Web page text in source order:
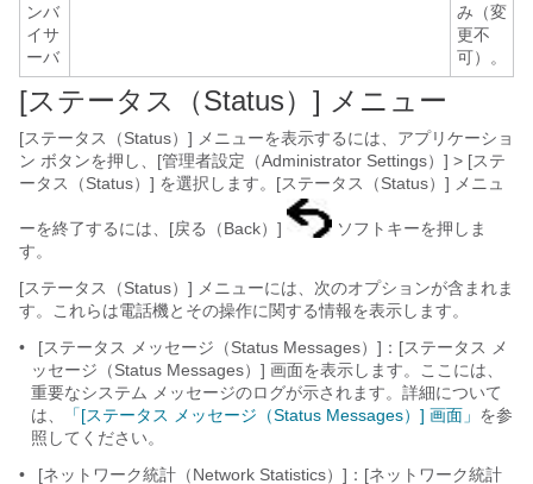
ンバ
イサ
ーバ
み（変
更不
可）。
[ステータス（Status）] メニュー
[ステータス（Status）] メニューを表示するには、アプリケーショ
ン ボタンを押し、[管理者設定（Administrator Settings）] > [ステ
ータス（Status）] を選択します。[ステータス（Status）] メニュ
ーを終了するには、[戻る（Back）]
ソフトキーを押しま
す。
[ステータス（Status）] メニューには、次のオプションが含まれま
す。これらは電話機とその操作に関する情報を表示します。
•
[ステータス メッセージ（Status Messages）]：[ステータス メ
ッセージ（Status Messages）] 画面を表示します。ここには、
重要なシステム メッセージのログが示されます。詳細について
は、
「[ステータス メッセージ（Status Messages）] 画面」 を参
照してください。
•
[ネットワーク統計（Network Statistics）]：[ネットワーク統計